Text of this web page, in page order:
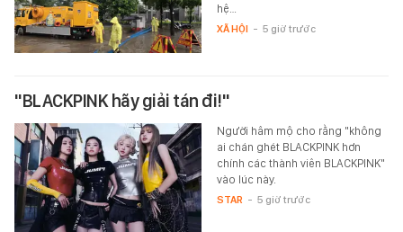
hệ…
XÃ HỘI - 5 giờ trước
"BLACKPINK hãy giải tán đi!"
Người hâm mộ cho rằng "không
ai chán ghét BLACKPINK hơn
chính các thành viên BLACKPINK"
vào lúc này.
STAR - 5 giờ trước